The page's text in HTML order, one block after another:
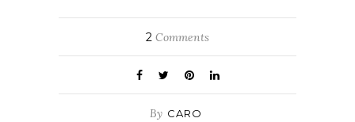
2 Comments
By CARO